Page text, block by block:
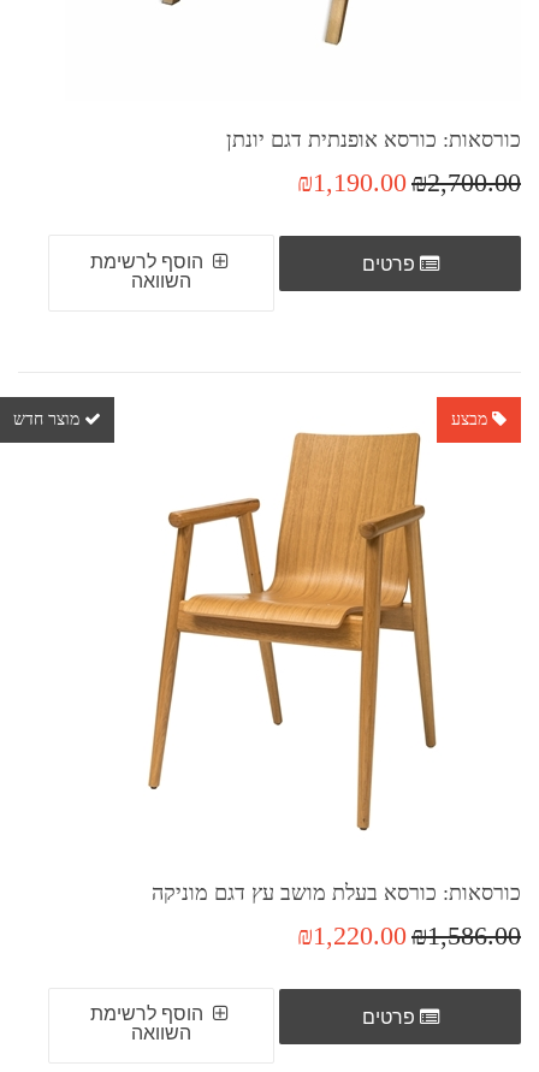
כורסאות: כורסא אופנתית דגם יונתן
₪2,700.00
₪1,190.00
פרטים
הוסף לרשימת
השוואה
מוצר חדש מבצע
כורסאות: כורסא בעלת מושב עץ דגם מוניקה
₪1,586.00
₪1,220.00
פרטים
הוסף לרשימת
השוואה